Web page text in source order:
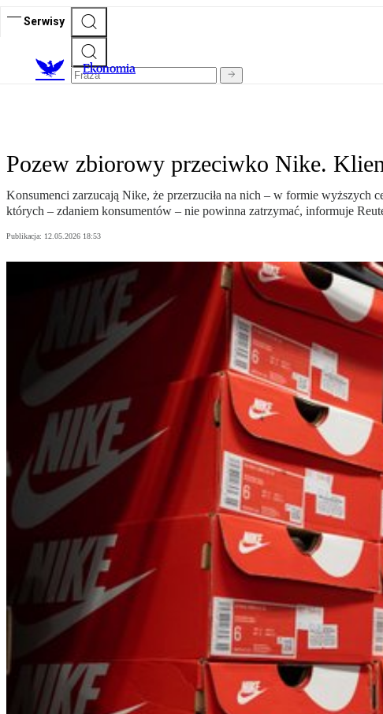
Serwisy
Ekonomia
Pozew zbiorowy przeciwko Nike.
Konsumenci zarzucają Nike, że przerzuciła na nich – w formie wyższych
których – zdaniem konsumentów – nie powinna zatrzymać, informuje
Publikacja: 12.05.2026 18:53